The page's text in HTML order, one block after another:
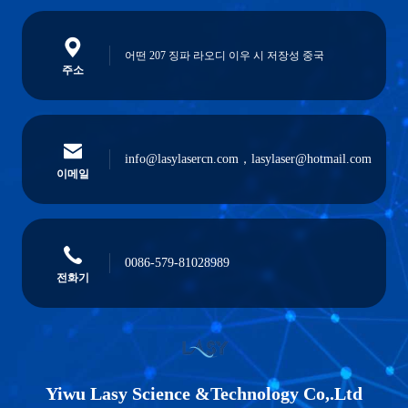
주소
어떤 207 징파 라오디 이우 시 저장성 중국
이메일
info@lasylasercn.com，lasylaser@hotmail.com
전화기
0086-579-81028989
Yiwu Lasy Science &Technology Co,.Ltd